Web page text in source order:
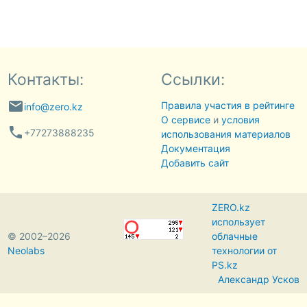
Контакты:
emailinfo@zero.kz
phone +77273888235
Ссылки:
Правила участия в рейтинге
О сервисеи условия
использования материалов
Документация
Добавить сайт
© 2002–2026
Neolabs
ZERO.kz
использует
облачные
технологии от
PS.kz
Александр Усков